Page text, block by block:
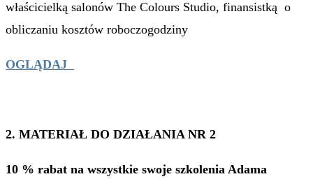
właścicielką salonów The Colours Studio, finansistką o
obliczaniu kosztów roboczogodziny
OGLĄDAJ
2. MATERIAŁ DO DZIAŁANIA NR 2
10 % rabat na wszystkie swoje szkolenia Adama